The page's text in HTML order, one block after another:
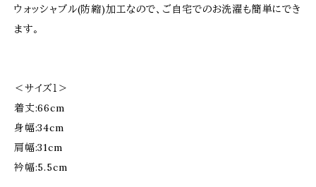
ウォッシャブル(防縮)加工なので、ご自宅でのお洗濯も簡単にでき
ます。
＜サイズ１＞
着丈:66cm
身幅:34cm
肩幅:31cm
衿幅:5.5cm